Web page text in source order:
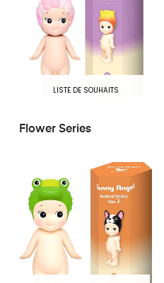
LISTE DE SOUHAITS
Flower Series